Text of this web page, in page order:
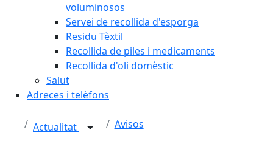
voluminosos
Servei de recollida d'esporga
Residu Tèxtil
Recollida de piles i medicaments
Recollida d'oli domèstic
Salut
Adreces i telèfons
Actualitat Avisos